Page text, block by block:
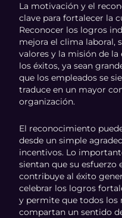
La motivación y el
clave para fortalecer la
Reconocer los logros
mejora el clima laboral,
valores y la misión de la
los éxitos, ya sean
que los empleados se
traduce en un mayor
organización.
El reconocimiento
desde un simple
incentivos. Lo
sientan que su esfuerzo
contribuye al éxito
celebrar los logros
y permite que todos los
compartan un sentido